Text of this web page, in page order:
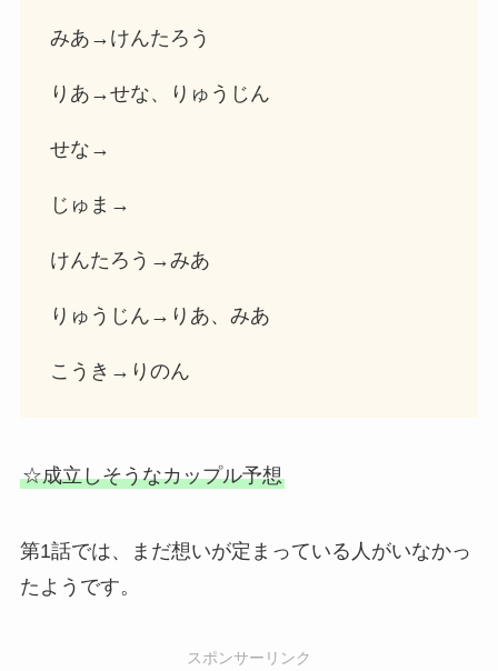
みあ→けんたろう
りあ→せな、りゅうじん
せな→
じゅま→
けんたろう→みあ
りゅうじん→りあ、みあ
こうき→りのん
☆成立しそうなカップル予想
第1話では、まだ想いが定まっている人がいなかっ
たようです。
スポンサーリンク